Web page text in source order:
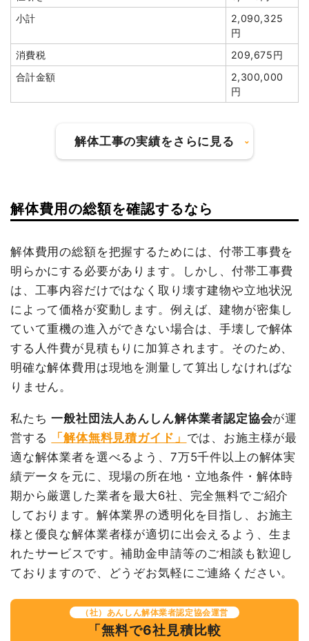
カッター工事 1式
20,000円
75,000円
庭石撤去
35,000円
残土撤去
104,000円
314,000円
1,970,000
鉄骨造住宅2階建て
建物解体費用
金額
養生費
248m² 1,200円
植木・植栽撤去
1式
200,000円
駐車場撤去
1式
50,000円
諸経費
155,000円
値引き
0円
小計
3,852,600
円
消費税
小計
2,090,325
円
消費税
209,675円
合計金額
2,300,000
円
解体工事の実績をさらに見る
建物の種類/構造 内装解体店舗1階建て
建物解体費用 378万2,782円
総額 490万6,000円
品名 数量 単価
金額
内装解体店舗103坪1階建
て
103
坪
36,726
円
3,782,782
円
養生費
諸経費
536,278円
値引き
9,060円
小計
4,460,000
円
消費税
446,000円
合計金額
4,906,000
円
解体費用の総額を確認するなら
解体費用の総額を把握するためには、付帯工事費を
明らかにする必要があります。しかし、付帯工事費
は、工事内容だけではなく取り壊す建物や立地状況
によって価格が変動します。例えば、建物が密集し
ていて重機の進入ができない場合は、手壊しで解体
する人件費が見積もりに加算されます。そのため、
明確な解体費用は現地を測量して算出しなければな
りません。
私たち一般社団法人あんしん解体業者認定協会が運
営する
「解体無料見積ガイド」 では、お施主様が最
適な解体業者を選べるよう、7万5千件以上の解体実
績データを元に、現場の所在地・立地条件・解体時
期から厳選した業者を最大6社、完全無料でご紹介
しております。解体業界の透明化を目指し、お施主
様と優良な解体業者様が適切に出会えるよう、生ま
れたサービスです。補助金申請等のご相談も歓迎し
ておりますので、どうぞお気軽にご連絡ください。
（社）あんしん解体業者認定協会運営
「無料で6社見積比較